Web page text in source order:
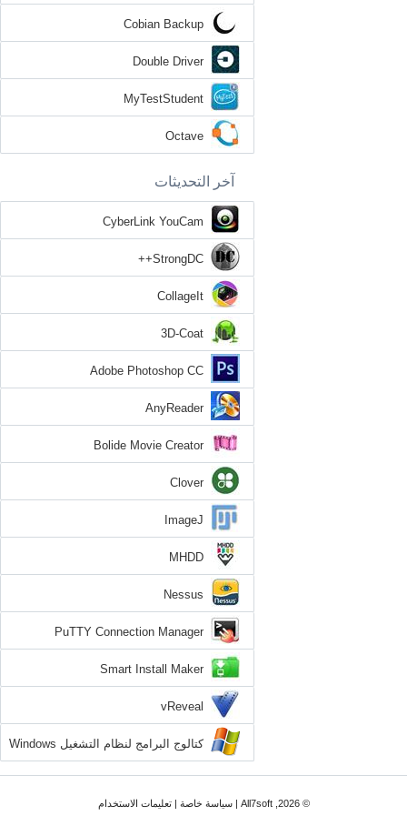
Cobian Backup
Double Driver
MyTestStudent
Octave
آخر التحديثات
CyberLink YouCam
StrongDC++
CollageIt
3D-Coat
Adobe Photoshop CC
AnyReader
Bolide Movie Creator
Clover
ImageJ
MHDD
Nessus
PuTTY Connection Manager
Smart Install Maker
vReveal
كتالوج البرامج لنظام التشغيل Windows
7
© 2026, All7soft | سياسة خاصة|تعليمات الاستخدام